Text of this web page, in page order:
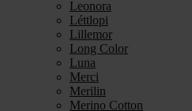
Leonora
Léttlopi
Lillemor
Long Color
Luna
Merci
Merilin
Merino Cotton